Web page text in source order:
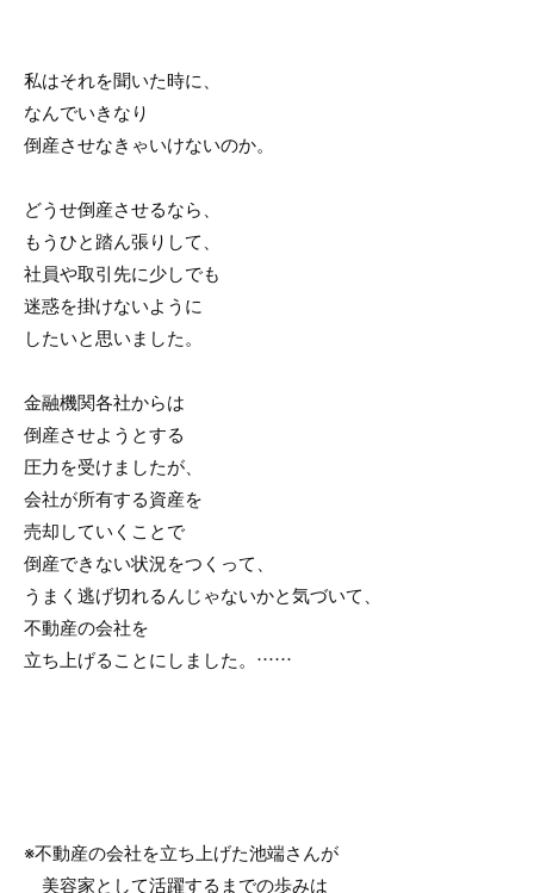
私はそれを聞いた時に、
なんでいきなり
倒産させなきゃいけないのか。
どうせ倒産させるなら、
もうひと踏ん張りして、
社員や取引先に少しでも
迷惑を掛けないように
したいと思いました。
金融機関各社からは
倒産させようとする
圧力を受けましたが、
会社が所有する資産を
売却していくことで
倒産できない状況をつくって、
うまく逃げ切れるんじゃないかと気づいて、
不動産の会社を
立ち上げることにしました。……
※不動産の会社を立ち上げた池端さんが
美容家として活躍するまでの歩みは